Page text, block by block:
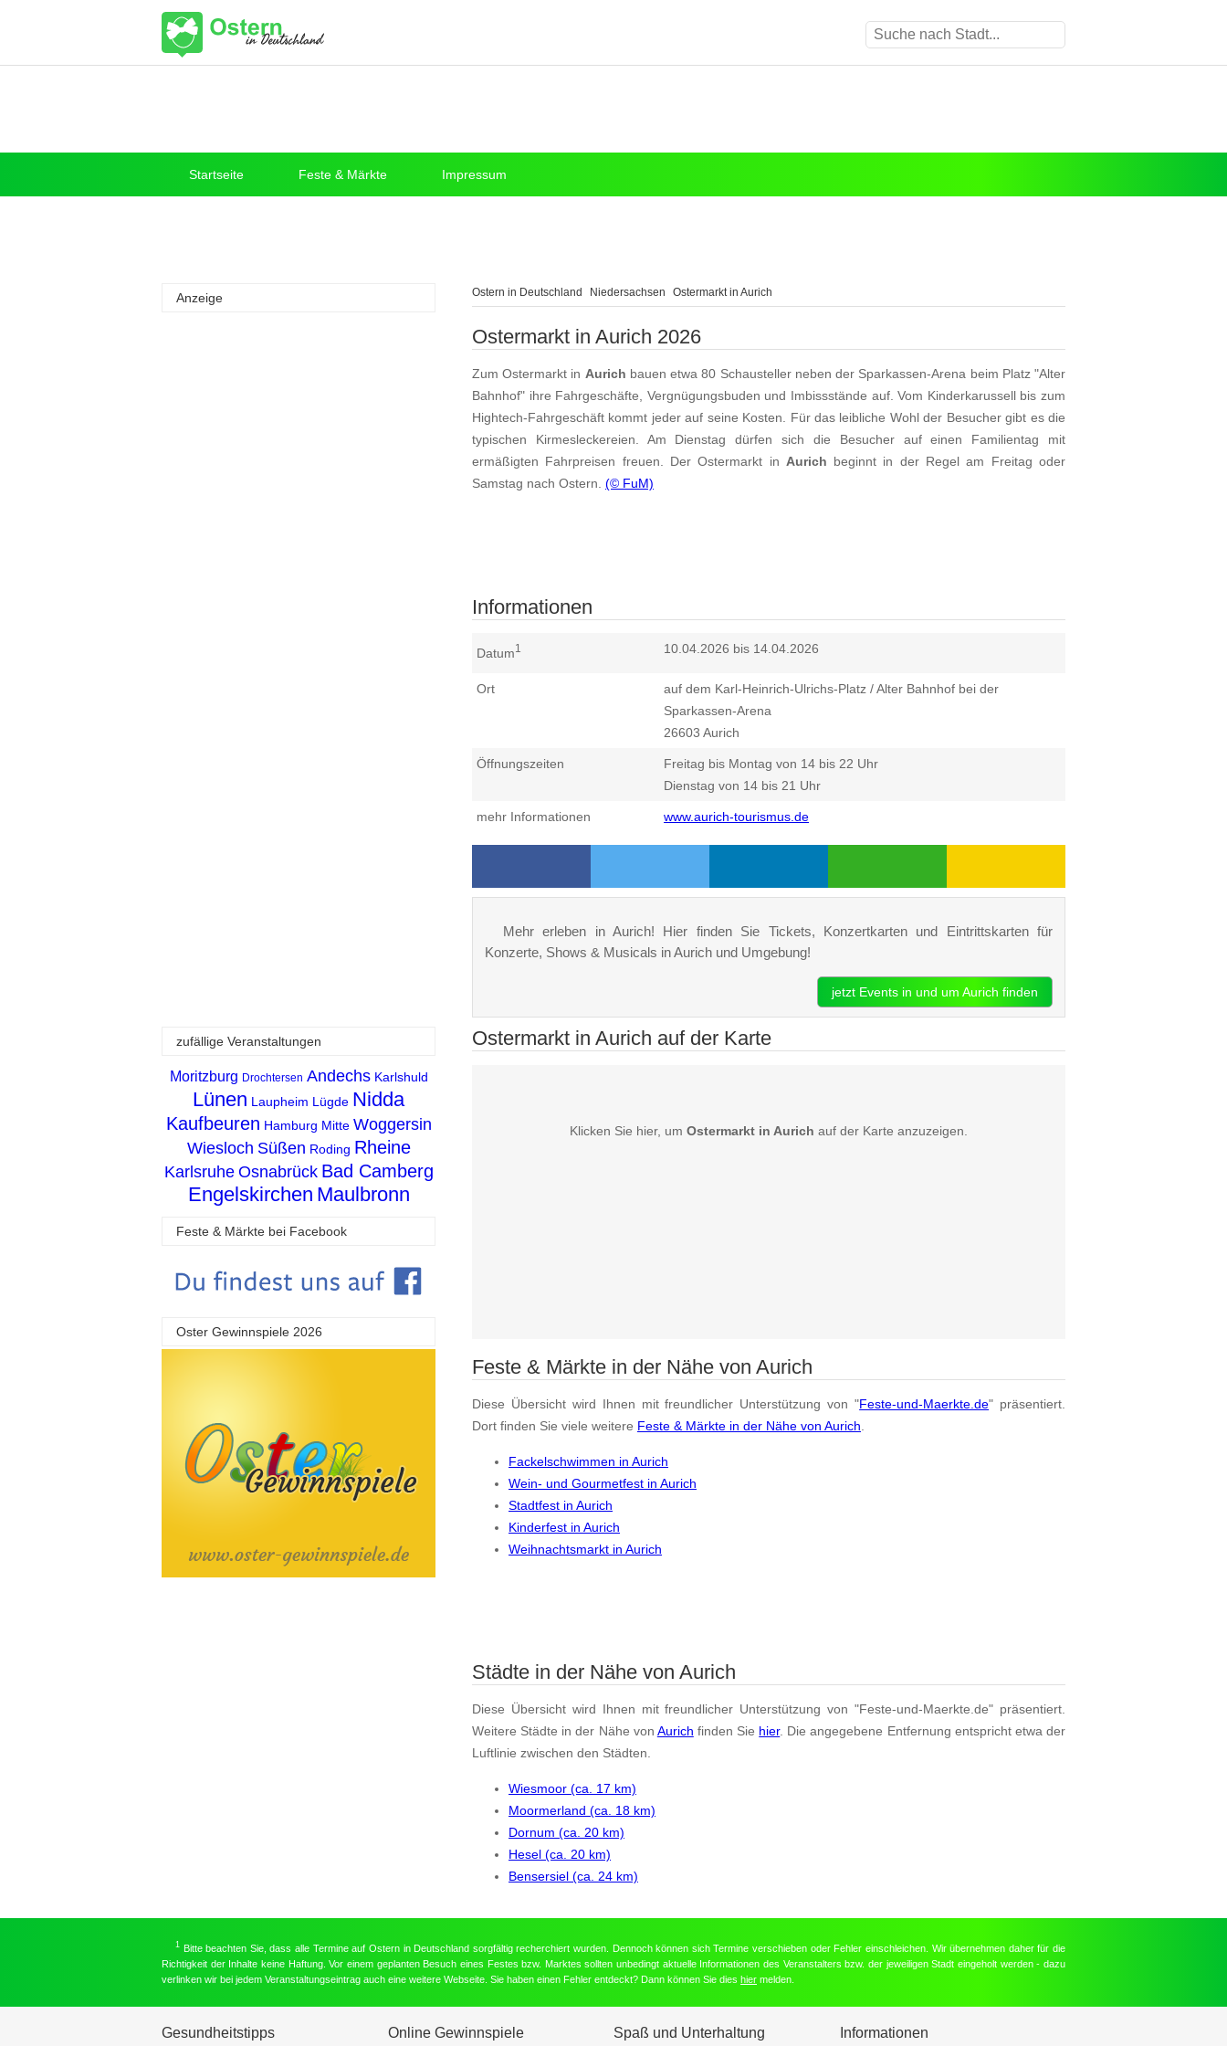
Startseite Feste & Märkte Impressum
Ostern in Deutschland Niedersachsen Ostermarkt in Aurich
Ostermarkt in Aurich 2026
Zum Ostermarkt in Aurich bauen etwa 80 Schausteller neben der Sparkassen-Arena beim Platz "Alter
Bahnhof" ihre Fahrgeschäfte, Vergnügungsbuden und Imbissstände auf. Vom Kinderkarussell bis zum
Hightech-Fahrgeschäft kommt jeder auf seine Kosten. Für das leibliche Wohl der Besucher gibt es die
typischen Kirmesleckereien. Am Dienstag dürfen sich die Besucher auf einen Familientag mit
ermäßigten Fahrpreisen freuen. Der Ostermarkt in Aurich beginnt in der Regel am Freitag oder
Samstag nach Ostern. (© FuM)
Informationen
Datum1 10.04.2026 bis 14.04.2026
Ort
auf dem Karl-Heinrich-Ulrichs-Platz / Alter Bahnhof bei der
Sparkassen-Arena
26603 Aurich
Öffnungszeiten
Freitag bis Montag von 14 bis 22 Uhr
Dienstag von 14 bis 21 Uhr
mehr Informationen www.aurich-tourismus.de
Mehr erleben in Aurich! Hier finden Sie Tickets, Konzertkarten und Eintrittskarten für
Konzerte, Shows & Musicals in Aurich und Umgebung!
jetzt Events in und um Aurich finden
Anzeige
Ostermarkt in Aurich auf der Karte
Klicken Sie hier, um Ostermarkt in Aurich auf der Karte anzuzeigen.
Feste & Märkte in der Nähe von Aurich
Diese Übersicht wird Ihnen mit freundlicher Unterstützung von "Feste-und-Maerkte.de" präsentiert.
Dort finden Sie viele weitere Feste & Märkte in der Nähe von Aurich
Fackelschwimmen in Aurich
Wein- und Gourmetfest in Aurich
Stadtfest in Aurich
Kinderfest in Aurich
Weihnachtsmarkt in Aurich
Städte in der Nähe von Aurich
Diese Übersicht wird Ihnen mit freundlicher Unterstützung von "Feste-und-Maerkte.de" präsentiert.
Weitere Städte in der Nähe von Aurich finden Sie hier. Die angegebene Entfernung entspricht etwa der
Luftlinie zwischen den Städten.
Wiesmoor (ca. 17 km)
Moormerland (ca. 18 km)
Dornum (ca. 20 km)
Hesel (ca. 20 km)
Bensersiel (ca. 24 km)
zufällige Veranstaltungen
Moritzburg Drochtersen Andechs Karlshuld
Lünen Laupheim Lügde Nidda
Kaufbeuren Hamburg Mitte Woggersin
Wiesloch Süßen Roding Rheine
Karlsruhe Osnabrück Bad Camberg
Engelskirchen Maulbronn
Feste & Märkte bei Facebook
Oster Gewinnspiele 2026
1 Bitte beachten Sie, dass alle Termine auf Ostern in Deutschland sorgfältig recherchiert wurden. Dennoch können sich Termine verschieben oder Fehler einschleichen. Wir übernehmen daher für die
Richtigkeit der Inhalte keine Haftung. Vor einem geplanten Besuch eines Festes bzw. Marktes sollten unbedingt aktuelle Informationen des Veranstalters bzw. der jeweiligen Stadt eingeholt werden - dazu
verlinken wir bei jedem Veranstaltungseintrag auch eine weitere Webseite. Sie haben einen Fehler entdeckt? Dann können Sie dies hier melden.
Gesundheitstipps Online Gewinnspiele Spaß und Unterhaltung Informationen